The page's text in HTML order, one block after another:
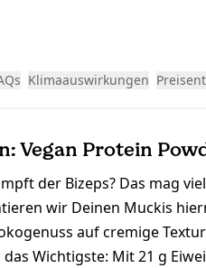
Klimaauswirkungen
Vegan Protein
der Bizeps? Das mag
wir Deinen Muckis
auf cremige
Wichtigste: Mit 21 g